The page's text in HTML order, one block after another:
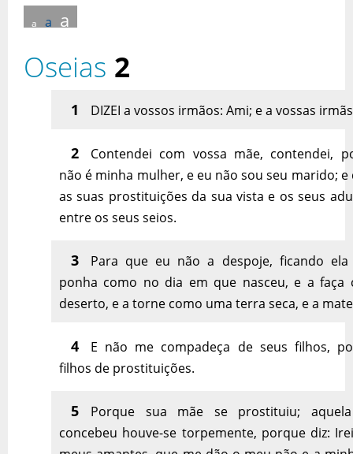
a a a
Oseias 2
1 DIZEI a vossos irmãos: Ami; e a vossas
2
Contendei com vossa mãe, contendei,
não é minha mulher, e eu não sou seu marido; e
as suas prostituições da sua vista e os seus
entre os seus seios.
3
Para que eu não a despoje, ficando
ponha como no dia em que nasceu, e a faça
deserto, e a torne como uma terra seca, e a
4
E não me compadeça de seus filhos,
filhos de prostituições.
5
Porque sua mãe se prostituiu;
concebeu houve-se torpemente, porque diz: